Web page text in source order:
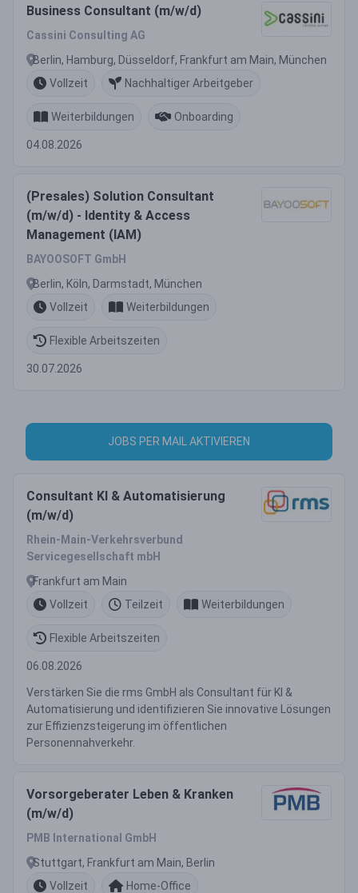
Business Consultant (m/w/d)
Cassini Consulting AG
Berlin, Hamburg, Düsseldorf, Frankfurt am Main, München
Vollzeit
Nachhaltiger Arbeitgeber
Weiterbildungen Onboarding
04.08.2026
(Presales) Solution Consultant
(m/w/d) - Identity & Access
Management (IAM)
BAYOOSOFT GmbH
Berlin, Köln, Darmstadt, München
Vollzeit
Weiterbildungen
Flexible Arbeitszeiten
30.07.2026
JOBS PER MAIL AKTIVIEREN
Consultant KI & Automatisierung
(m/w/d)
Rhein-Main-Verkehrsverbund
Servicegesellschaft mbH
Frankfurt am Main
Vollzeit
Teilzeit Weiterbildungen
Flexible Arbeitszeiten
06.08.2026
Verstärken Sie die rms GmbH als Consultant für KI &
Automatisierung und identifizieren Sie innovative Lösungen
zur Effizienzsteigerung im öffentlichen
Personennahverkehr.
Vorsorgeberater Leben & Kranken
(m/w/d)
PMB International GmbH
Stuttgart, Frankfurt am Main, Berlin
Vollzeit
Home-Office